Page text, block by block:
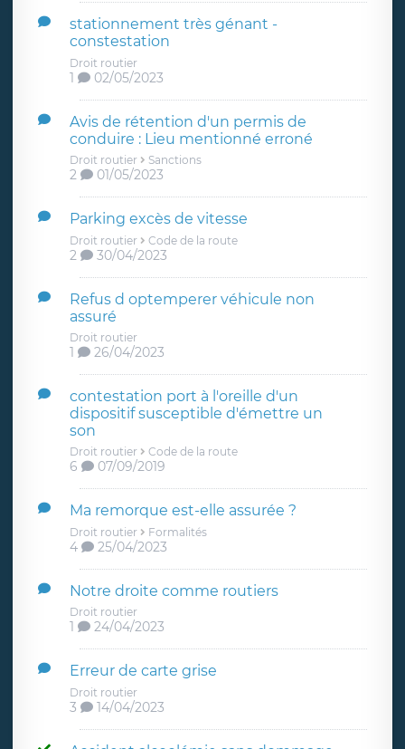
stationnement très génant -
constestation
Droit routier
1 02/05/2023
Avis de rétention d'un permis de
conduire : Lieu mentionné erroné
Droit routier Sanctions
2 01/05/2023
Parking excès de vitesse
Droit routier Code de la route
2 30/04/2023
Refus d optemperer véhicule non
assuré
Droit routier
1 26/04/2023
contestation port à l'oreille d'un
dispositif susceptible d'émettre un
son
Droit routier Code de la route
6 07/09/2019
Ma remorque est-elle assurée ?
Droit routier Formalités
4 25/04/2023
Notre droite comme routiers
Droit routier
1 24/04/2023
Erreur de carte grise
Droit routier
3 14/04/2023